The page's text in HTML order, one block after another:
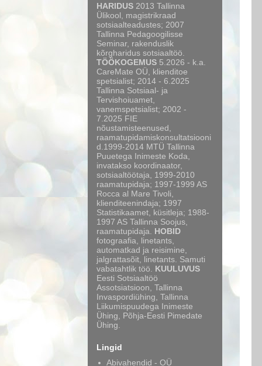
HARIDUS 2013 Tallinna
Ülikool, magistrikraad
sotsiaalteadustes; 2007
Tallinna Pedagoogilisse
Seminar, rakenduslik
kõrgharidus sotsiaaltöö.
TÖÖKOGEMUS 5.2026 - k.a.
CareMate OÜ, klienditoe
spetsialist; 2014 - 6.2025
Tallinna Sotsiaal- ja
Tervishoiuamet,
vanemspetsialist; 2002 -
7.2025 FIE
nõustamisteenused,
raamatupidamiskonsultatsiooni
d.1999-2014 MTÜ Tallinna
Puuetega Inimeste Koda,
invatakso koordinaator,
sotsiaaltöötaja, 1999-2010
raamatupidaja; 1997-1999 AS
Rocca al Mare Tivoli,
klienditeenindaja; 1997
Statistikaamet, küsitleja; 1988-
1997 AS Tallinna Soojus,
raamatupidaja. HOBID
fotograafia, linetants,
automatkad ja reisimine,
jalgrattasõit, linetants. Samuti
vabatahtlik töö. KUULUVUS
Eesti Sotsiaaltöö
Assotsiatsioon, Tallinna
Invaspordiühing, Tallinna
Liikumispuudega Inimeste
Ühing, Põhja-Eesti Pimedate
Ühing.
Lingid
Abivahendid - OÜ